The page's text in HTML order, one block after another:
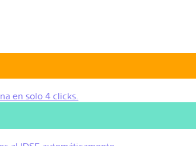
en solo 4 clicks.